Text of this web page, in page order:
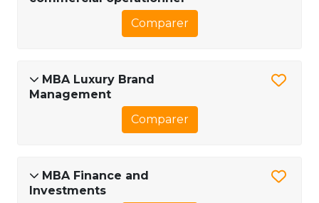
Comparer
MBA Luxury Brand
Management
Comparer
MBA Finance and
Investments